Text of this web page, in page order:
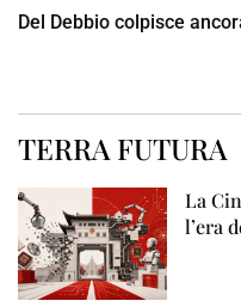
Del Debbio colpisce
TERRA FUTURA
La
l’era